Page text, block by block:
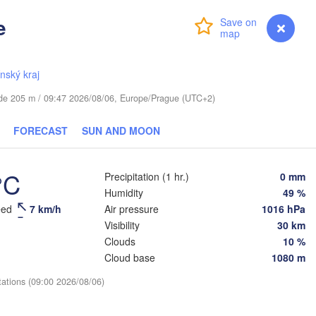
myVentusky Forecast
kraj
205 m / 09:47 2026/08/06, Europe/Prague (UTC+2)
FORECAST SUN AND MOON
7 km/h
Precipitation (1 hr.)
0 mm
Humidity
49 %
Air pressure
1016 hPa
Visibility
30 km
Clouds
10 %
Cloud base
1080 m
(09:00 2026/08/06)
Київ
(Kyiv)
Гомель
(Homieĺ)
Бабруйск
Житомир
Чернігів
(Chernihiv)
(Mazyr)
Магілёў
(Stary
Курск